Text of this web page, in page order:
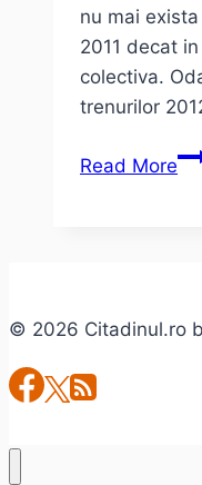
nu mai
2011 decat
colectiva.
trenurilor
Read More
© 2026 Citadinul.ro